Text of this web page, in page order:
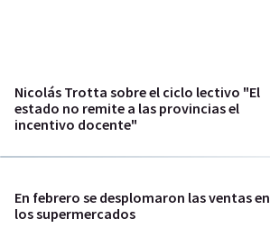
Nicolás Trotta sobre el ciclo lectivo "El
estado no remite a las provincias el
incentivo docente"
En febrero se desplomaron las ventas en
los supermercados